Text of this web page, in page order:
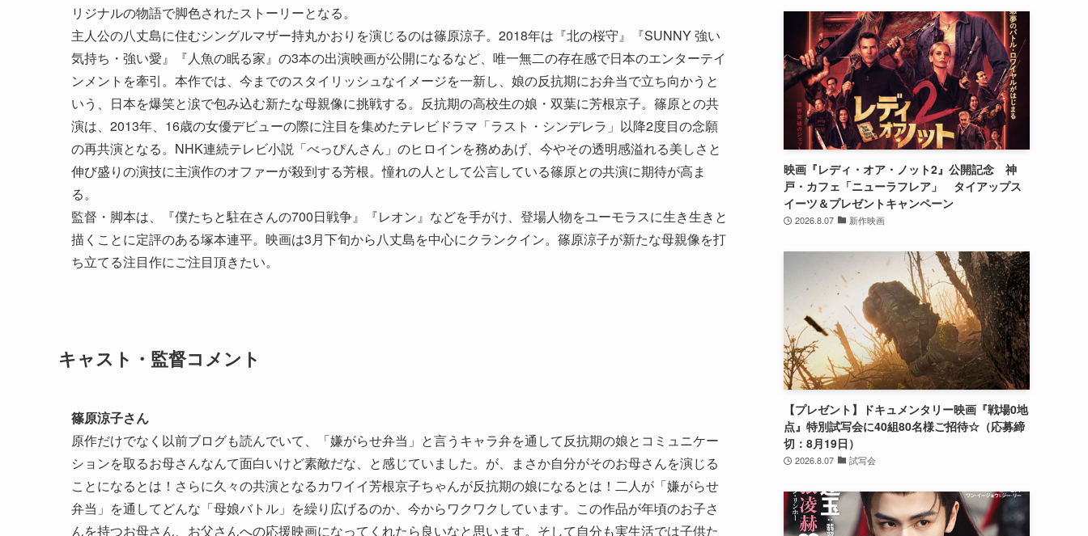
リジナルの物語で脚色されたストーリーとなる。
主人公の八丈島に住むシングルマザー持丸かおりを演じるのは篠原涼子。2018年は『北の桜守』『SUNNY 強い
気持ち・強い愛』『人魚の眠る家』の3本の出演映画が公開になるなど、唯一無二の存在感で日本のエンターテイ
ンメントを牽引。本作では、今までのスタイリッシュなイメージを一新し、娘の反抗期にお弁当で立ち向かうと
いう、日本を爆笑と涙で包み込む新たな母親像に挑戦する。反抗期の高校生の娘・双葉に芳根京子。篠原との共
演は、2013年、16歳の女優デビューの際に注目を集めたテレビドラマ「ラスト・シンデレラ」以降2度目の念願
の再共演となる。NHK連続テレビ小説「べっぴんさん」のヒロインを務めあげ、今やその透明感溢れる美しさと
伸び盛りの演技に主演作のオファーが殺到する芳根。憧れの人として公言している篠原との共演に期待が高ま
る。
監督・脚本は、『僕たちと駐在さんの700日戦争』『レオン』などを手がけ、登場人物をユーモラスに生き生きと
描くことに定評のある塚本連平。映画は3月下旬から八丈島を中心にクランクイン。篠原涼子が新たな母親像を打
ち立てる注目作にご注目頂きたい。
キャスト・監督コメント
篠原涼子さん
原作だけでなく以前ブログも読んでいて、「嫌がらせ弁当」と言うキャラ弁を通して反抗期の娘とコミュニケー
ションを取るお母さんなんて面白いけど素敵だな、と感じていました。が、まさか自分がそのお母さんを演じる
ことになるとは！さらに久々の共演となるカワイイ芳根京子ちゃんが反抗期の娘になるとは！二人が「嫌がらせ
弁当」を通してどんな「母娘バトル」を繰り広げるのか、今からワクワクしています。この作品が年頃のお子さ
んを持つお母さん、お父さんへの応援映画になってくれたら良いなと思います。そして自分も実生活では子供た
映画『レディ・オア・ノット2』公開記念 神
戸・カフェ「ニューラフレア」 タイアップス
イーツ＆プレゼントキャンペーン
2026.8.07 新作映画
【プレゼント】ドキュメンタリー映画『戦場0地
点』特別試写会に40組80名様ご招待☆（応募締
切：8月19日）
2026.8.07 試写会